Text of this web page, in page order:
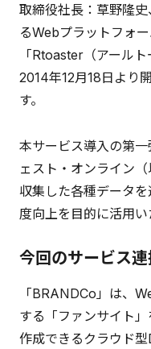
取締役社長：草野隆
るWebプラットフォ
「Rtoaster（アール
2014年12月18日より
す。
本サービス導入の第
ェスト・オンライン
収集した各種データ
度向上を目的に活用い
今回のサービス
「BRANDCo」は、
する「ファンサイト
作成できるクラウド